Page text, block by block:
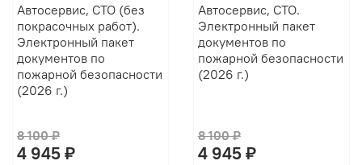
Автосервис, СТО (без
покрасочных работ).
Электронный пакет
документов по
пожарной безопасности
(2026 г.)
8 100 ₽
4 945 ₽
Автосервис, СТО.
Электронный пакет
документов по
пожарной безопасности
(2026 г.)
8 100 ₽
4 945 ₽